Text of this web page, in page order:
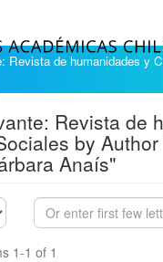
Revista de humanidades y
Revista de
by
Anaís"
1-1 of 1